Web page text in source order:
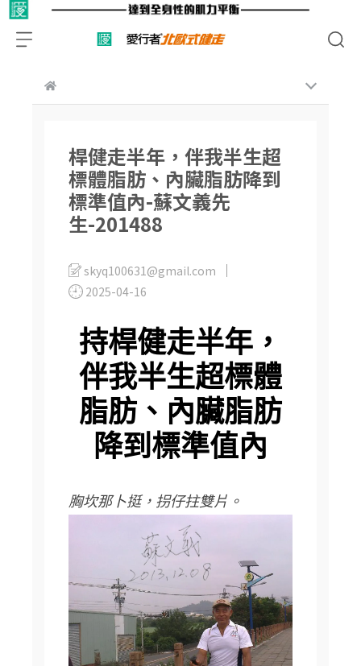
桿健走半年，伴我半生超
標體脂肪、內臟脂肪降到
標準值內-蘇文義先
生-201488
skyq100631@gmail.com
2025-04-16
持桿健走半年，
伴我半生超標體
脂肪、內臟脂肪
降到標準值內
胸坎那卜挺，拐仔拄雙片。